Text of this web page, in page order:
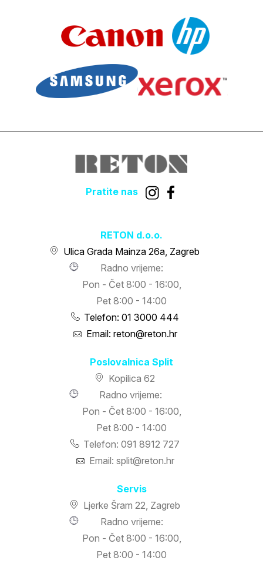
Pratite nas
RETON d.o.o.
Ulica Grada Mainza 26a, Zagreb
Radno vrijeme:
Pon - Čet 8:00 - 16:00,
Pet 8:00 - 14:00
Telefon: 01 3000 444
Email: reton@reton.hr
Poslovalnica Split
Kopilica 62
Radno vrijeme:
Pon - Čet 8:00 - 16:00,
Pet 8:00 - 14:00
Telefon: 091 8912 727
Email: split@reton.hr
Servis
Ljerke Šram 22, Zagreb
Radno vrijeme:
Pon - Čet 8:00 - 16:00,
Pet 8:00 - 14:00